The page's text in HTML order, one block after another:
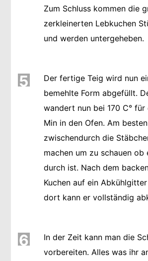
Zum Schluss kommen die
zerkleinerten Lebkuchen
und werden untergeheben.
5
Der fertige Teig wird nun
bemehlte Form abgefüllt.
wandert nun bei 170 C°
Min in den Ofen. Am besten
zwischendurch die
machen um zu schauen ob
durch ist. Nach dem
Kuchen auf ein
dort kann er vollständig
6
In der Zeit kann man die
vorbereiten. Alles was ihr